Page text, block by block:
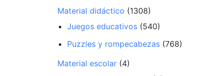
Material didáctico (1308)
Juegos educativos (540)
Puzzles y rompecabezas (768)
Material escolar (4)